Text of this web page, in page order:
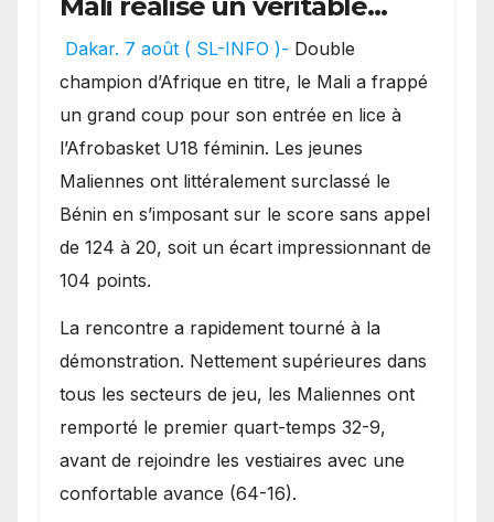
Mali réalise un véritable
festival offensif et inflige
une lourde défaite au
Bénin.
Dakar. 7 août ( SL-INFO )- Double
champion d’Afrique en titre, le Mali a frappé
un grand coup pour son entrée en lice à
l’Afrobasket U18 féminin. Les jeunes
Maliennes ont littéralement surclassé le
Bénin en s’imposant sur le score sans appel
de 124 à 20, soit un écart impressionnant de
104 points.
La rencontre a rapidement tourné à la
démonstration. Nettement supérieures dans
tous les secteurs de jeu, les Maliennes ont
remporté le premier quart-temps 32-9,
avant de rejoindre les vestiaires avec une
confortable avance (64-16).